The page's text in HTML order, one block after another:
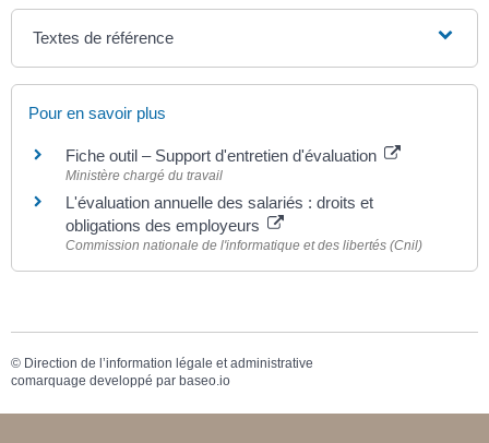
Textes de référence
Pour en savoir plus
Fiche outil – Support d'entretien d'évaluation
Ministère chargé du travail
L'évaluation annuelle des salariés : droits et
obligations des employeurs
Commission nationale de l'informatique et des libertés (Cnil)
© Direction de l’information légale et administrative
comarquage developpé par baseo.io